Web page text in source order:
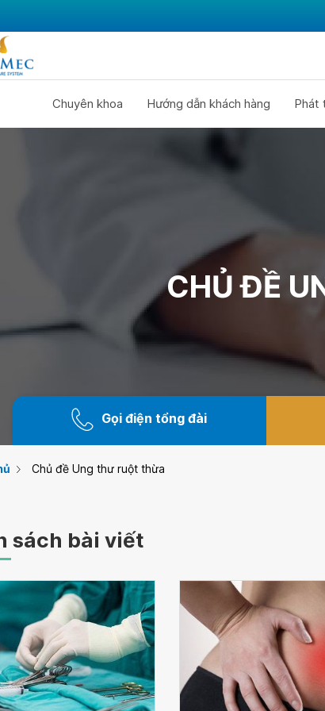
Chuyên khoa Hướng dẫn khách hàng Phát
CHỦ ĐỀ
Gọi điện tổng đài
Chủ đề Ung thư ruột thừa
sách bài viết